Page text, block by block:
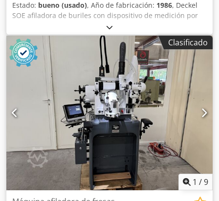
Estado: bueno (usado), Año de fabricación: 1986, Deckel
SOE afiladora de buriles con dispositivo de medición por
proyección. Accesorios: pinzas de sujeción, varias muelas
abrasivas. Buen estado operativo. Dsdpfx Asy Tuhveifeck
Clasificado
1 /9